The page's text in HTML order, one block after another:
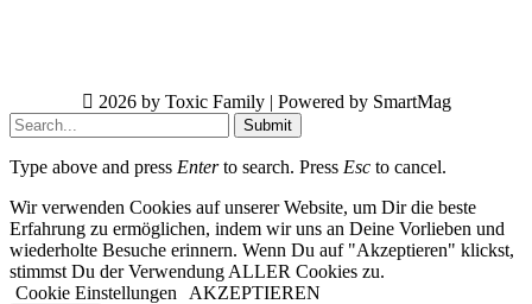
2026 by Toxic Family | Powered by SmartMag
Submit
Type above and press Enterto search. Press Esc to cancel.
Wir verwenden Cookies auf unserer Website, um Dir die beste
Erfahrung zu ermöglichen, indem wir uns an Deine Vorlieben und
wiederholte Besuche erinnern. Wenn Du auf "Akzeptieren" klickst,
stimmst Du der Verwendung ALLER Cookies zu.
Cookie Einstellungen
AKZEPTIEREN